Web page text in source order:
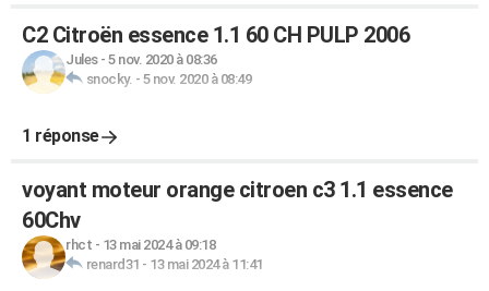
C2 Citroën essence 1.1 60 CH PULP 2006
Jules- 5 nov. 2020 à 08:36
snocky. - 5 nov. 2020 à 08:49
1 réponse
voyant moteur orange citroen c3 1.1 essence
60Chv
rhct - 13 mai 2024 à 09:18
renard31 - 13 mai 2024 à 11:41